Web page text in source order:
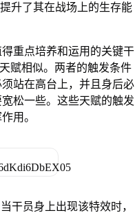
升了其在战场上的生存能
重点培养和运用的关键干
赋相似。两者的触发条件
站在高台上，并且身后必
松一些。这些天赋的触发
用。
干员身上出现该特效时，